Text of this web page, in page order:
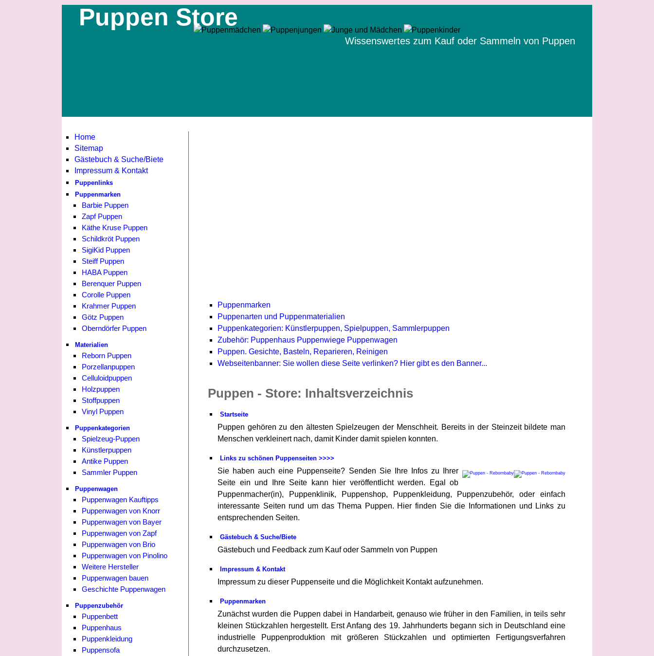
Puppen Store
Wissenswertes zum Kauf oder Sammeln von Puppen
Puppenmarken
Puppenarten und Puppenmaterialien
Puppenkategorien: Künstlerpuppen, Spielpuppen, Sammlerpuppen
Zubehör: Puppenhaus Puppenwiege Puppenwagen
Puppen. Gesichte, Basteln, Reparieren, Reinigen
Webseitenbanner: Sie wollen diese Seite verlinken? Hier gibt es den Banner...
Puppen - Store: Inhaltsverzeichnis
Startseite
Puppen gehören zu den ältesten Spielzeugen der Menschheit. Bereits in der Steinzeit bildete man
Menschen verkleinert nach, damit Kinder damit spielen konnten.
Links zu schönen Puppenseiten >>>>
Sie haben auch eine Puppenseite? Senden Sie Ihre Infos zu Ihrer
Seite ein und Ihre Seite kann hier veröffentlicht werden. Egal ob
Puppenmacher(in), Puppenklinik, Puppenshop, Puppenkleidung, Puppenzubehör, oder einfach
interessante Seiten rund um das Thema Puppen. Hier finden Sie die Informationen und Links zu
entsprechenden Seiten.
Gästebuch & Suche/Biete
Gästebuch und Feedback zum Kauf oder Sammeln von Puppen
Impressum & Kontakt
Impressum zu dieser Puppenseite und die Möglichkeit Kontakt aufzunehmen.
Puppenmarken
Zunächst wurden die Puppen dabei in Handarbeit, genauso wie früher in den Familien, in teils sehr
kleinen Stückzahlen hergestellt. Erst Anfang des 19. Jahrhunderts begann sich in Deutschland eine
industrielle Puppenproduktion mit größeren Stückzahlen und optimierten Fertigungsverfahren
durchzusetzen.
Home
Sitemap
Gästebuch & Suche/Biete
Impressum & Kontakt
Puppenlinks
Puppenmarken
Barbie Puppen
Zapf Puppen
Käthe Kruse Puppen
Schildkröt Puppen
SigiKid Puppen
Steiff Puppen
HABA Puppen
Berenquer Puppen
Corolle Puppen
Krahmer Puppen
Götz Puppen
Oberndörfer Puppen
Materialien
Reborn Puppen
Porzellanpuppen
Celluloidpuppen
Holzpuppen
Stoffpuppen
Vinyl Puppen
Puppenkategorien
Spielzeug-Puppen
Künstlerpuppen
Antike Puppen
Sammler Puppen
Puppenwagen
Puppenwagen Kauftipps
Puppenwagen von Knorr
Puppenwagen von Bayer
Puppenwagen von Zapf
Puppenwagen von Brio
Puppenwagen von Pinolino
Weitere Hersteller
Puppenwagen bauen
Geschichte Puppenwagen
Puppenzubehör
Puppenbett
Puppenhaus
Puppenkleidung
Puppensofa